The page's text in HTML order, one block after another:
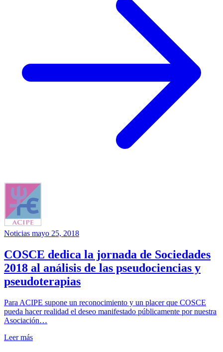
Noticias mayo 25, 2018
COSCE dedica la jornada de Sociedades
2018 al análisis de las pseudociencias y
pseudoterapias
Para ACIPE supone un reconocimiento y un placer que COSCE
pueda hacer realidad el deseo manifestado públicamente por nuestra
Asociación…
Leer más